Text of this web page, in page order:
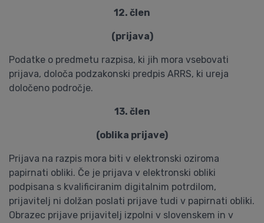
12. člen
(prijava)
Podatke o predmetu razpisa, ki jih mora vsebovati
prijava, določa podzakonski predpis ARRS, ki ureja
določeno področje.
13. člen
(oblika prijave)
Prijava na razpis mora biti v elektronski oziroma
papirnati obliki. Če je prijava v elektronski obliki
podpisana s kvalificiranim digitalnim potrdilom,
prijavitelj ni dolžan poslati prijave tudi v papirnati obliki.
Obrazec prijave prijavitelj izpolni v slovenskem in v